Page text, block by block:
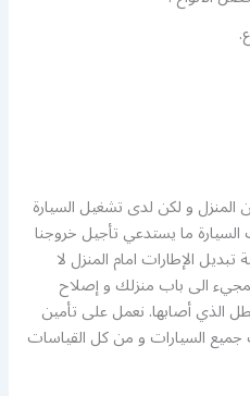
المنزل و لكن لدى تشغيل السيارة
ما يستدعي تأجيل خروجنا
الإطارات امام المنزل لا
الى باب منزلك و إصلاح
الذي أصابها. نعمل على تأمين
جميع السيارات و من كل القياسات